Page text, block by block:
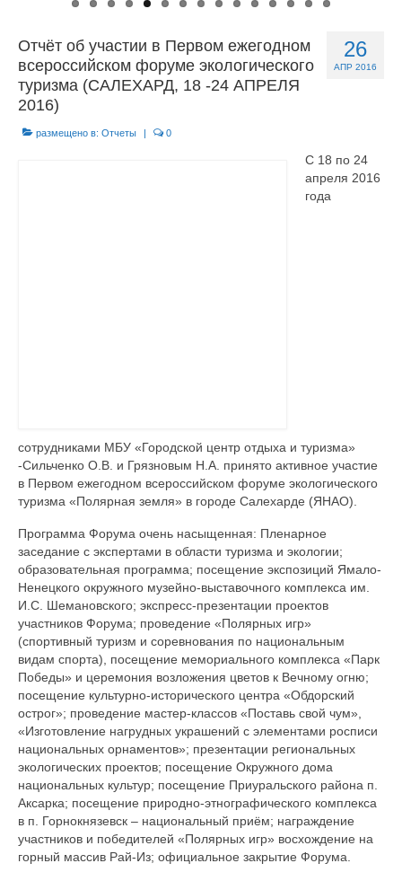
26
АПР 2016
Отчёт об участии в Первом ежегодном
всероссийском форуме экологического
туризма (САЛЕХАРД, 18 -24 АПРЕЛЯ
2016)
размещено в: Отчеты | 0
С 18 по 24
апреля 2016
года
сотрудниками МБУ «Городской центр отдыха и туризма»
-Сильченко О.В. и Грязновым Н.А. принято активное участие
в Первом ежегодном всероссийском форуме экологического
туризма «Полярная земля» в городе Салехарде (ЯНАО).
Программа Форума очень насыщенная: Пленарное
заседание с экспертами в области туризма и экологии;
образовательная программа; посещение экспозиций Ямало-
Ненецкого окружного музейно-выставочного комплекса им.
И.С. Шемановского; экспресс-презентации проектов
участников Форума; проведение «Полярных игр»
(спортивный туризм и соревнования по национальным
видам спорта), посещение мемориального комплекса «Парк
Победы» и церемония возложения цветов к Вечному огню;
посещение культурно-исторического центра «Обдорский
острог»; проведение мастер-классов «Поставь свой чум»,
«Изготовление нагрудных украшений с элементами росписи
национальных орнаментов»; презентации региональных
экологических проектов; посещение Окружного дома
национальных культур; посещение Приуральского района п.
Аксарка; посещение природно-этнографического комплекса
в п. Горнокнязевск – национальный приём; награждение
участников и победителей «Полярных игр» восхождение на
горный массив Рай-Из; официальное закрытие Форума.